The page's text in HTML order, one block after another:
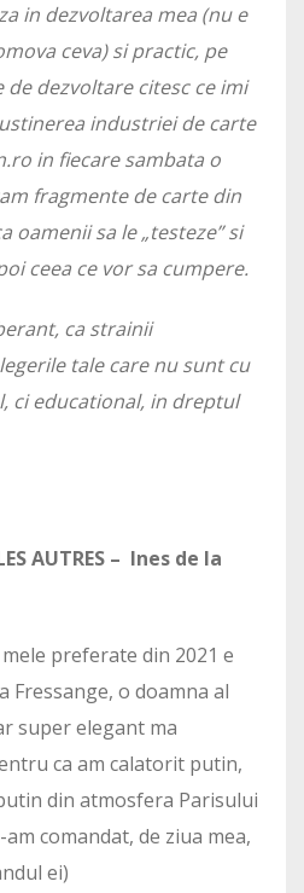
in dezvoltarea mea (nu e
ceva) si practic, pe
dezvoltare citesc ce imi
industriei de carte
in fiecare sambata o
fragmente de carte din
oamenii sa le „testeze” si
ceea ce vor sa cumpere.
ca strainii
tale care nu sunt cu
ci educational, in dreptul
AUTRES – Ines de la
preferate din 2021 e
Fressange, o doamna al
super elegant ma
ca am calatorit putin,
din atmosfera Parisului
comandat, de ziua mea,
ei)